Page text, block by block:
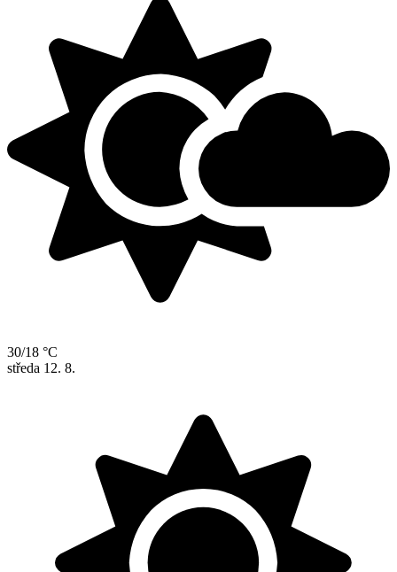
30/18 °C
středa 12. 8.